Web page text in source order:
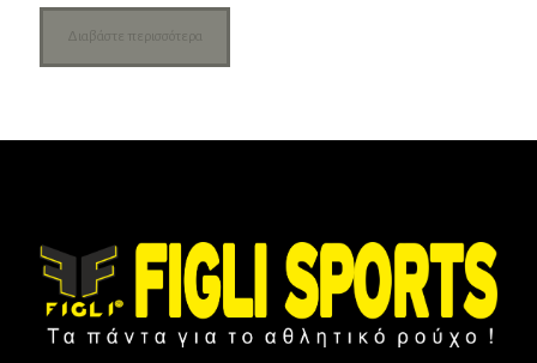
Διαβάστε περισσότερα